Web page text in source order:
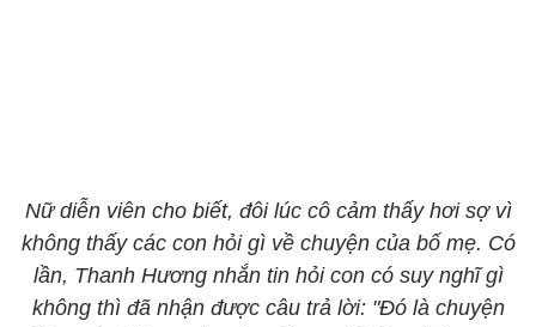
Nữ diễn viên cho biết, đôi lúc cô cảm thấy hơi sợ vì
không thấy các con hỏi gì về chuyện của bố mẹ. Có
lần, Thanh Hương nhắn tin hỏi con có suy nghĩ gì
không thì đã nhận được câu trả lời: "Đó là chuyện